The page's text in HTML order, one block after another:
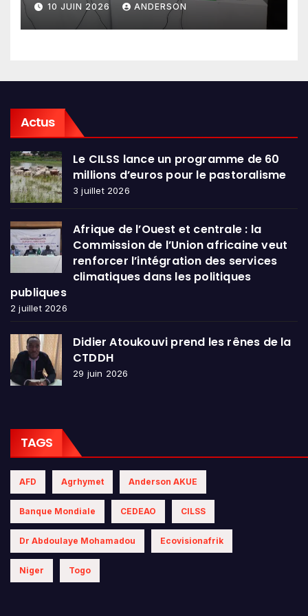
en conclave à Lomé
10 JUIN 2026 ANDERSON
Actus
Le CILSS lance un programme de 60
millions d’euros pour le pastoralisme
3 juillet 2026
Afrique de l’Ouest et centrale : la
Commission de l’Union africaine veut
renforcer l’intégration des services
climatiques dans les politiques
publiques
2 juillet 2026
Didier Atoukouvi prend les rênes de la
CTDDH
29 juin 2026
TAGS
AFD Agrhymet Anderson AKUE
Banque Mondiale CEDEAO CILSS
Dr Abdoulaye Mohamadou Ecovisionafrik
Niger Togo